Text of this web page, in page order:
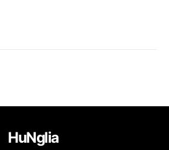
HuNglia